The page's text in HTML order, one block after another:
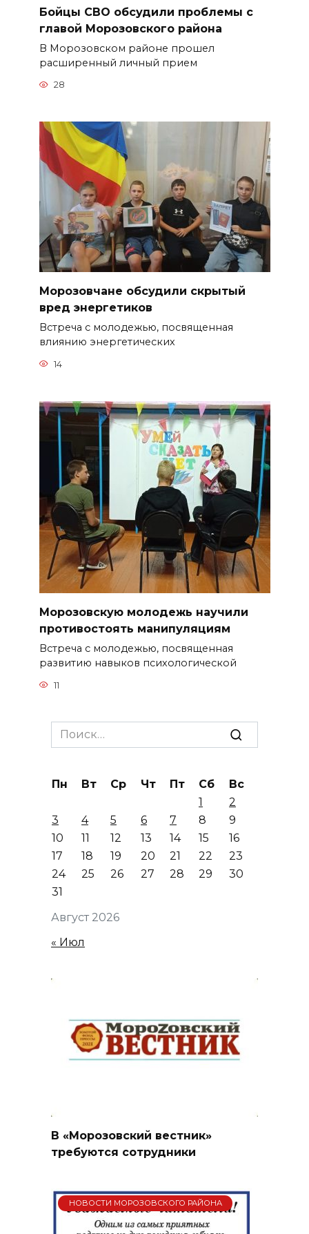
Бойцы СВО обсудили проблемы с
главой Морозовского района
В Морозовском районе прошел
расширенный личный прием
28
Морозовчане обсудили скрытый
вред энергетиков
Встреча с молодежью, посвященная
влиянию энергетических
14
Морозовскую молодежь научили
противостоять манипуляциям
Встреча с молодежью, посвященная
развитию навыков психологической
11
Search
for:
Август 2026
Пн Вт Ср Чт Пт Сб
Вс
1
2
3
4 5 6 7 8
9
10
11 12 13 14 15
16
17
18 19 20 21 22
23
24
25 26 27 28 29
30
31
« Июл
В «Морозовский вестник»
требуются сотрудники
НОВОСТИ МОРОЗОВСКОГО РАЙОНА